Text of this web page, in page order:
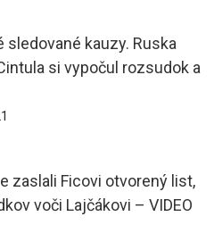
sledované kauzy. Ruska
si vypočul rozsudok a